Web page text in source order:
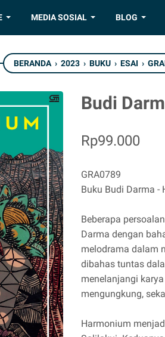
MEDIA SOSIAL BLOG
BERANDA › 2023 › BUKU › ESAI ›
Budi
Rp99.000
GRA0789
Buku Budi Darma -
Beberapa
Darma dengan
melodrama dalam
dibahas tuntas
menelanjangi
mengungkung,
Harmonium